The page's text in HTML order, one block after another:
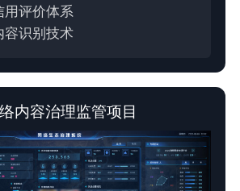
评价体系
识别技术
内容治理监管项目